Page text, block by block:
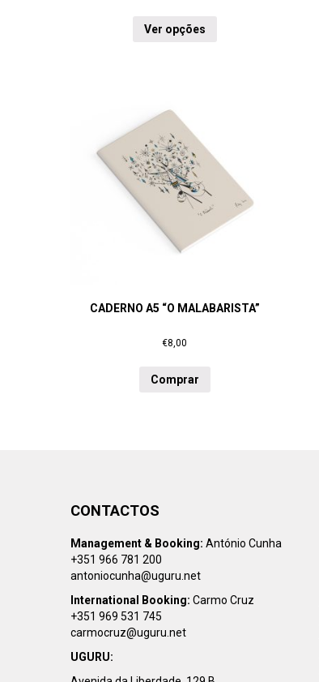
Ver opções
CADERNO A5 “O MALABARISTA”
€8,00
Comprar
CONTACTOS
Management & Booking: António Cunha
+351 966 781 200
antoniocunha@uguru.net
International Booking: Carmo Cruz
+351 969 531 745
carmocruz@uguru.net
UGURU: